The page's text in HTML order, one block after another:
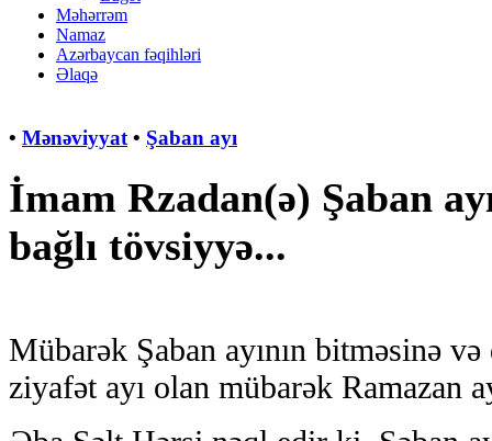
Məhərrəm
Namaz
Azərbaycan fəqihləri
Əlaqə
• Mənəviyyat • Şaban ayı
İmam Rzadan(ə) Şaban
bağlı tövsiyyə...
Mübarək Şaban ayının bitməsinə və
ziyafət ayı olan mübarək Ramazan